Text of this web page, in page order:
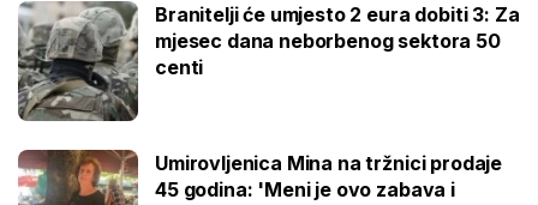
Branitelji će umjesto 2 eura dobiti 3: Za
mjesec dana neborbenog sektora 50
centi
Umirovljenica Mina na tržnici prodaje
45 godina: 'Meni je ovo zabava i